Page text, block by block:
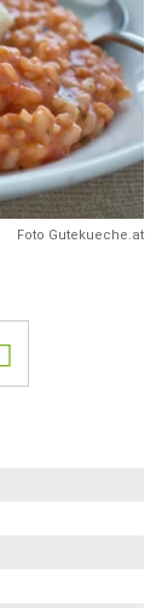
Foto Gutekueche.at